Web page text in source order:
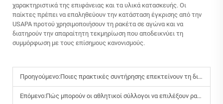
χαρακτηριστικά της επιφάνειας και τα υλικά κατασκευής. Οι
παίκτες πρέπει να επαληθεύουν την κατάσταση έγκρισης από την
USAPA προτού χρησιμοποιήσουν τη ρακέτα σε αγώνα και να
διατηρούν την απαραίτητη τεκμηρίωση που αποδεικνύει τη
συμμόρφωση με τους επίσημους κανονισμούς.
Προηγούμενο:Ποιες πρακτικές συντήρησης επεκτείνουν τη διάρκεια ζωής των ρακετών πικλμπόλ;
Επόμενο:Πώς μπορούν οι αθλητικοί σύλλογοι να επιλέξουν ρακέτες πικλμπόλ για αρχάριους έναντι επαγγελματιών;